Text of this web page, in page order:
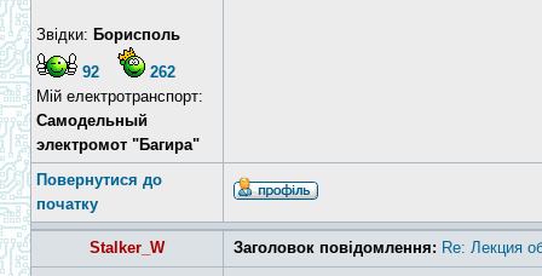
Звідки: Борисполь
92
262
Мій електротранспорт:
Самодельный
электромот "Багира"
Повернутися до
початку
Stalker_W Заголовок повідомлення: Re: Лекция